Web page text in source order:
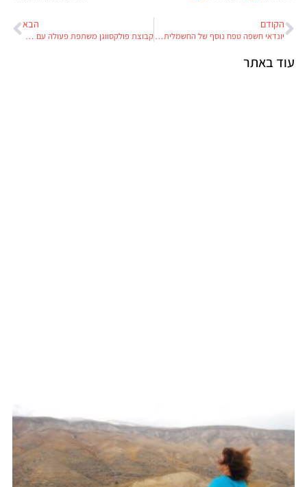
הקודם
יונדאי חשפה טפח נוסף של החשמלית החדשה שלה
הבא
קבוצת פולקסווגן משתפת פעולה עם מיקרוסופט בדרך למכונית האוטונומית
עוד באתר